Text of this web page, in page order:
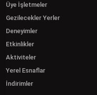
Üye İşletmeler
Gezilecekler Yerler
Deneyimler
Etkinlikler
Aktiviteler
Yerel Esnaflar
İndirimler